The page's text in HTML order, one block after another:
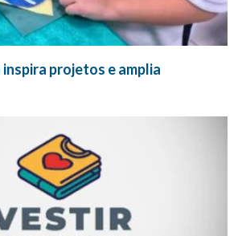
projetos e amplia